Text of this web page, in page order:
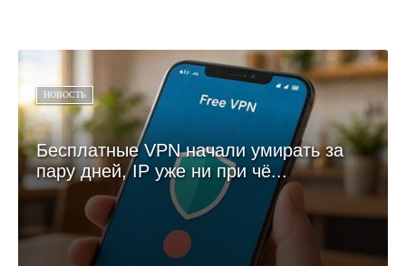
НОВОСТЬ
Бесплатные VPN начали умирать за
пару дней, IP уже ни при чё...